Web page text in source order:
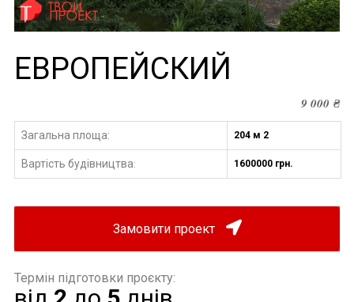
ЕВРОПЕЙСКИЙ
9 000₴
Загальна площа: 204 м 2
Вартість будівництва: 1600000 грн.
Замовити проект
Термін підготовки проєкту: